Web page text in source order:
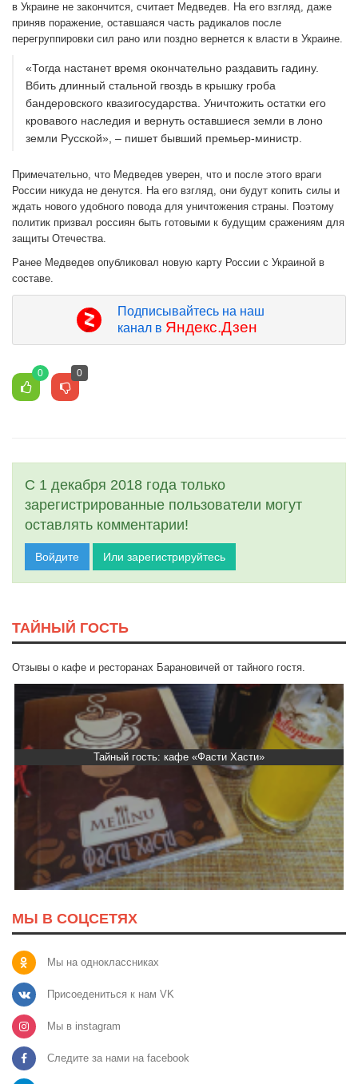
в Украине не закончится, считает Медведев. На его взгляд, даже
приняв поражение, оставшаяся часть радикалов после
перегруппировки сил рано или поздно вернется к власти в Украине.
«Тогда настанет время окончательно раздавить гадину.
Вбить длинный стальной гвоздь в крышку гроба
бандеровского квазигосударства. Уничтожить остатки его
кровавого наследия и вернуть оставшиеся земли в лоно
земли Русской», – пишет бывший премьер-министр.
Примечательно, что Медведев уверен, что и после этого враги
России никуда не денутся. На его взгляд, они будут копить силы и
ждать нового удобного повода для уничтожения страны. Поэтому
политик призвал россиян быть готовыми к будущим сражениям для
защиты Отечества.
Ранее Медведев опубликовал новую карту России с Украиной в
составе.
Подписывайтесь на наш
канал в Яндекс.Дзен
0 0
С 1 декабря 2018 года только
зарегистрированные пользователи могут
оставлять комментарии!
Войдите Или зарегистрируйтесь
ТАЙНЫЙ ГОСТЬ
Отзывы о кафе и ресторанах Барановичей от тайного гостя.
Тайный гость: кафе «Фасти Хасти»
МЫ В СОЦСЕТЯХ
Мы на одноклассниках
Присоедениться к нам VK
Мы в instagram
Следите за нами на facebook